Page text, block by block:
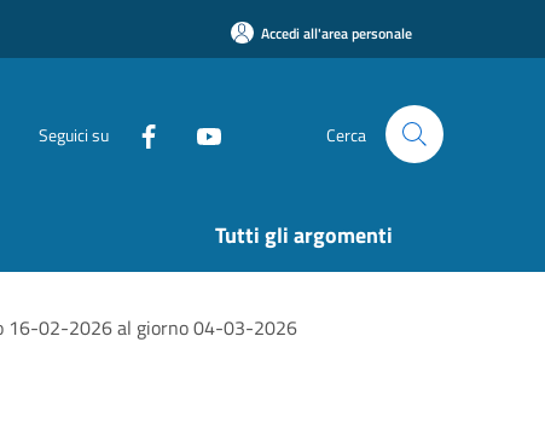
Accedi all'area personale
Seguici su Cerca
Tutti gli argomenti
16-02-2026 al giorno 04-03-2026